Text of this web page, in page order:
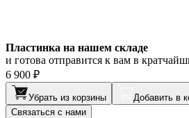
Пластинка на нашем складе
и готова отправится к вам в
6 900 ₽
Убрать из корзины
Добавить в
Связаться с нами